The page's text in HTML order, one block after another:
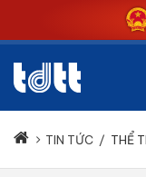
TIN TỨC / THỂ